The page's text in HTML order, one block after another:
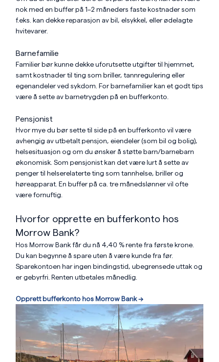
nok med en buffer på 1–2 måneders faste kostnader som
f.eks. kan dekke reparasjon av bil, elsykkel, eller ødelagte
hvitevarer.
Barnefamilie
Familier bør kunne dekke uforutsette utgifter til hjemmet,
samt kostnader til ting som briller, tannregulering eller
egenandeler ved sykdom. For barnefamilier kan et godt tips
være å sette av barnetrygden på en bufferkonto.
Pensjonist
Hvor mye du bør sette til side på en bufferkonto vil være
avhengig av utbetalt pensjon, eiendeler (som bil og bolig),
helsesituasjon og om du ønsker å støtte barn/barnebarn
økonomisk. Som pensjonist kan det være lurt å sette av
penger til helserelaterte ting som tannhelse, briller og
høreapparat. En buffer på ca. tre månedslønner vil ofte
være fornuftig.
Hvorfor opprette en bufferkonto hos
Morrow Bank?
Hos Morrow Bank får du nå 4,40 %rente fra første krone.
Du kan begynne å spare uten å være kunde fra før.
Sparekontoen har ingen bindingstid, ubegrensede uttak og
er gebyrfri. Renten utbetales månedlig.
Opprett bufferkonto hos Morrow Bank -->